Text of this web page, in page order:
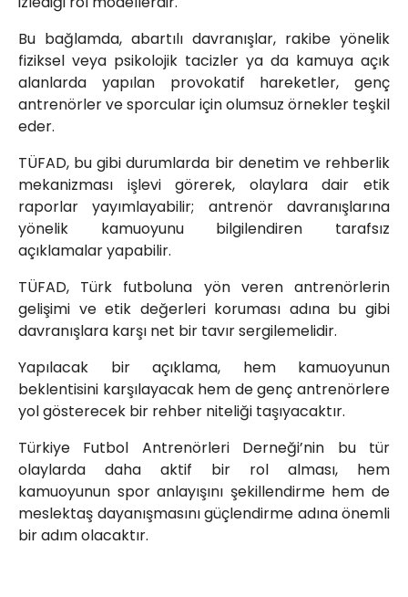
Bu bağlamda, abartılı davranışlar, rakibe yönelik
fiziksel veya psikolojik tacizler ya da kamuya açık
alanlarda yapılan provokatif hareketler, genç
antrenörler ve sporcular için olumsuz örnekler teşkil
eder.
TÜFAD, bu gibi durumlarda bir denetim ve rehberlik
mekanizması işlevi görerek, olaylara dair etik
raporlar yayımlayabilir; antrenör davranışlarına
yönelik kamuoyunu bilgilendiren tarafsız
açıklamalar yapabilir.
TÜFAD, Türk futboluna yön veren antrenörlerin
gelişimi ve etik değerleri koruması adına bu gibi
davranışlara karşı net bir tavır sergilemelidir.
Yapılacak bir açıklama, hem kamuoyunun
beklentisini karşılayacak hem de genç antrenörlere
yol gösterecek bir rehber niteliği taşıyacaktır.
Türkiye Futbol Antrenörleri Derneği’nin bu tür
olaylarda daha aktif bir rol alması, hem
kamuoyunun spor anlayışını şekillendirme hem de
meslektaş dayanışmasını güçlendirme adına önemli
bir adım olacaktır.